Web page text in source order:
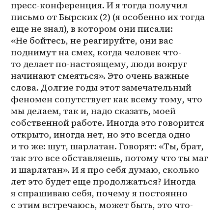
пресс-конференция. И я тогда получил
письмо от Бырских (2) (я особенно их тогда
еще не знал), в котором они писали:
«Не бойтесь, не реагируйте, они вас
поднимут на смех, когда человек что-
то делает по-настоящему, люди вокруг
начинают смеяться». Это очень важные
слова. Долгие годы этот замечательный
феномен сопутствует как всему тому, что
мы делаем, так и, надо сказать, моей
собственной работе. Иногда это говорится
открыто, иногда нет, но это всегда одно
и то же: шут, шарлатан. Говорят: «Ты, брат,
так это все обставляешь, потому что ты маг
и шарлатан». И я про себя думаю, сколько
лет это будет еще продолжаться? Иногда
я спрашиваю себя, почему я постоянно
с этим встречаюсь, может быть, это что-